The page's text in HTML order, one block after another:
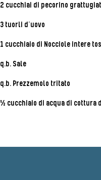
2 cucchiai di pecorino
3 tuorli d’uovo
1 cucchiaio di Nocciole intere
q.b. Sale
q.b. Prezzemolo tritato
½ cucchiaio di acqua di cottura